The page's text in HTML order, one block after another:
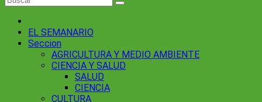
EL SEMANARIO
Seccion
AGRICULTURA Y MEDIO AMBIENTE
CIENCIA Y SALUD
SALUD
CIENCIA
CULTURA